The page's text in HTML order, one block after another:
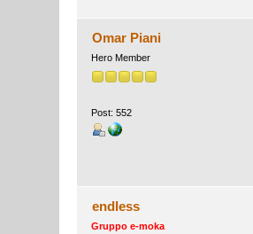
Omar Piani
Hero Member
Post: 552
endless
Gruppo e-moka